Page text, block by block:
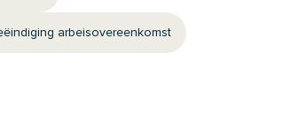
arbeisovereenkomst